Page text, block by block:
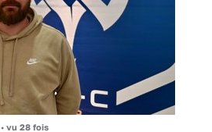
• vu 28 fois